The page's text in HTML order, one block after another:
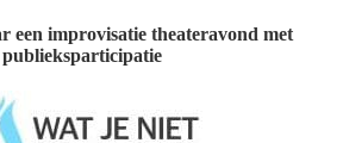
een improvisatie theateravond met
publieksparticipatie